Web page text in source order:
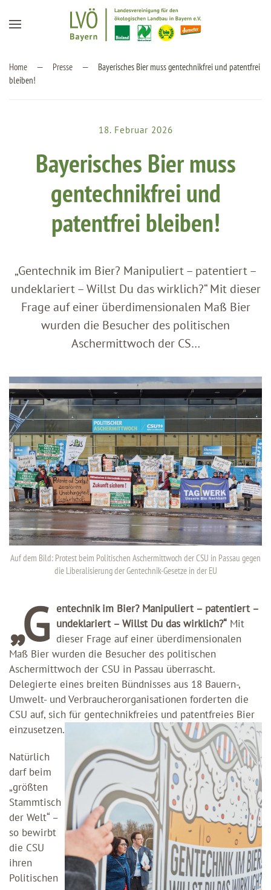
Zum Hauptinhalt springen
Home Presse
Bayerisches Bier muss gentechnikfrei und patentfrei
bleiben!
18. Februar 2026
Bayerisches Bier muss
gentechnikfrei und
patentfrei bleiben!
„Gentechnik im Bier? Manipuliert – patentiert –
undeklariert – Willst Du das wirklich?“ Mit dieser
Frage auf einer überdimensionalen Maß Bier
wurden die Besucher des politischen
Aschermittwoch der CS…
Auf dem Bild: Protest beim Politischen Aschermittwoch der CSU in Passau gegen
die Liberalisierung der Gentechnik-Gesetze in der EU
„G entechnik im Bier? Manipuliert – patentiert –
undeklariert – Willst Du das wirklich?“ Mit
dieser Frage auf einer überdimensionalen
Maß Bier wurden die Besucher des politischen
Aschermittwoch der CSU in Passau überrascht.
Delegierte eines breiten Bündnisses aus 18 Bauern-,
Umwelt- und Verbraucherorganisationen forderten die
CSU auf, sich für gentechnikfreies und patentfreies Bier
einzusetzen.
Natürlich
darf beim
„größten
Stammtisch
der Welt“ –
so bewirbt
die CSU
ihren
Politischen